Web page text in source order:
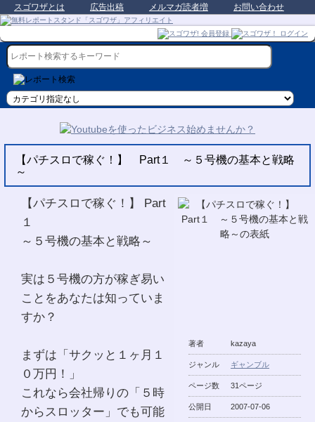
スゴワザとは 広告出稿 メルマガ読者増 お問い合わせ
【パチスロで稼ぐ！】 Part１ ～５号機の基本と戦略
～
著者 kazaya
ジャンル ギャンブル
ページ数 31ページ
公開日 2007-07-06
【パチスロで稼ぐ！】 Part
１
～５号機の基本と戦略～
実は５号機の方が稼ぎ易い
ことをあなたは知っていま
すか？
まずは「サクッと１ヶ月１
０万円！」
これなら会社帰りの「５時
からスロッター」でも可能